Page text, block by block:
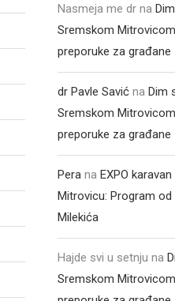
Nasmeja me dr na
Sremskom
preporuke za građane
dr Pavle Savić naDim
Sremskom
preporuke za građane
Pera naEXPO
Mitrovicu: Program
Milekića
Hajde svi u setnju na
Sremskom